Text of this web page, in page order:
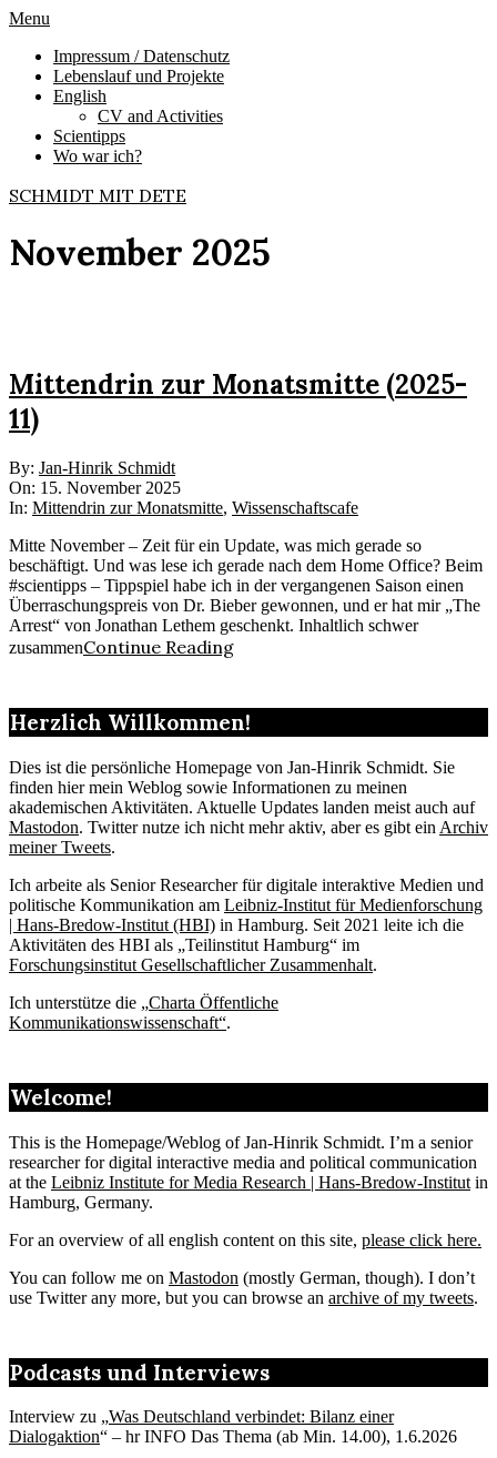
Skip
content
Primary
Menu
Menu
Impressum / Datenschutz
Lebenslauf und Projekte
English
CV and Activities
Scientipps
Wo war ich?
SCHMIDT MIT DETE
November 2025
Mittendrin zur Monatsmitte (2025-
11)
2025-
11-
15
By: Jan-Hinrik Schmidt
On: 15. November 2025
In: Mittendrin zur Monatsmitte, Wissenschaftscafe
Mitte November – Zeit für ein Update, was mich gerade so
beschäftigt. Und was lese ich gerade nach dem Home Office? Beim
#scientipps – Tippspiel habe ich in der vergangenen Saison einen
Überraschungspreis von Dr. Bieber gewonnen, und er hat mir „The
Arrest“ von Jonathan Lethem geschenkt. Inhaltlich schwer
zusammenContinue Reading
Herzlich Willkommen!
Dies ist die persönliche Homepage von Jan-Hinrik Schmidt. Sie
finden hier mein Weblog sowie Informationen zu meinen
akademischen Aktivitäten. Aktuelle Updates landen meist auch auf
Mastodon. Twitter nutze ich nicht mehr aktiv, aber es gibt ein Archiv
meiner Tweets.
Ich arbeite als Senior Researcher für digitale interaktive Medien und
politische Kommunikation am Leibniz-Institut für Medienforschung
| Hans-Bredow-Institut (HBI) in Hamburg. Seit 2021 leite ich die
Aktivitäten des HBI als „Teilinstitut Hamburg“ im
Forschungsinstitut Gesellschaftlicher Zusammenhalt.
Ich unterstütze die „Charta Öffentliche
Kommunikationswissenschaft“.
Welcome!
This is the Homepage/Weblog of Jan-Hinrik Schmidt. I’m a senior
researcher for digital interactive media and political communication
at the Leibniz Institute for Media Research | Hans-Bredow-Institut in
Hamburg, Germany.
For an overview of all english content on this site, please click here.
You can follow me on Mastodon (mostly German, though). I don’t
use Twitter any more, but you can browse an archive of my tweets.
Podcasts und Interviews
Interview zu „Was Deutschland verbindet: Bilanz einer
Dialogaktion“ – hr INFO Das Thema (ab Min. 14.00), 1.6.2026